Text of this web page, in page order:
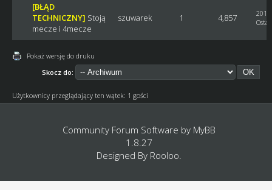
[BŁĄD
TECHNICZNY] Stoją
mecze i 4mecze
szuwarek 1 4,857
Pokaż wersję do druku
Skocz do:
Użytkownicy przeglądający ten wątek: 1 gości
Community Forum Software by MyBB
1.8.27
Designed By Rooloo